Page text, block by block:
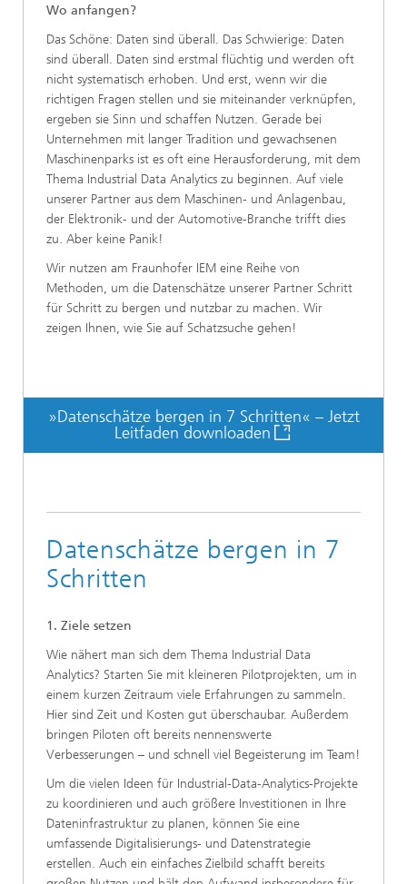
Wo anfangen?
Das Schöne: Daten sind überall. Das Schwierige: Daten
sind überall. Daten sind erstmal flüchtig und werden oft
nicht systematisch erhoben. Und erst, wenn wir die
richtigen Fragen stellen und sie miteinander verknüpfen,
ergeben sie Sinn und schaffen Nutzen. Gerade bei
Unternehmen mit langer Tradition und gewachsenen
Maschinenparks ist es oft eine Herausforderung, mit dem
Thema Industrial Data Analytics zu beginnen. Auf viele
unserer Partner aus dem Maschinen- und Anlagenbau,
der Elektronik- und der Automotive-Branche trifft dies
zu. Aber keine Panik!
Wir nutzen am Fraunhofer IEM eine Reihe von
Methoden, um die Datenschätze unserer Partner Schritt
für Schritt zu bergen und nutzbar zu machen. Wir
zeigen Ihnen, wie Sie auf Schatzsuche gehen!
»Datenschätze bergen in 7 Schritten« – Jetzt
Leitfaden downloaden
Datenschätze bergen in 7
Schritten
1. Ziele setzen
Wie nähert man sich dem Thema Industrial Data
Analytics? Starten Sie mit kleineren Pilotprojekten, um in
einem kurzen Zeitraum viele Erfahrungen zu sammeln.
Hier sind Zeit und Kosten gut überschaubar. Außerdem
bringen Piloten oft bereits nennenswerte
Verbesserungen – und schnell viel Begeisterung im Team!
Um die vielen Ideen für Industrial-Data-Analytics-Projekte
zu koordinieren und auch größere Investitionen in Ihre
Dateninfrastruktur zu planen, können Sie eine
umfassende Digitalisierungs- und Datenstrategie
erstellen. Auch ein einfaches Zielbild schafft bereits